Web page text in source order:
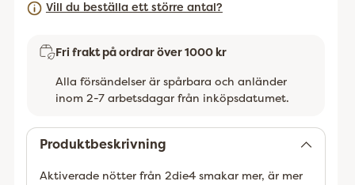
Vill du beställa ett större antal?
Fri frakt på ordrar över 1000 kr
Alla försändelser är spårbara och anländer
inom 2-7 arbetsdagar från inköpsdatumet.
Produktbeskrivning
Aktiverade nötter från 2die4 smakar mer, är mer